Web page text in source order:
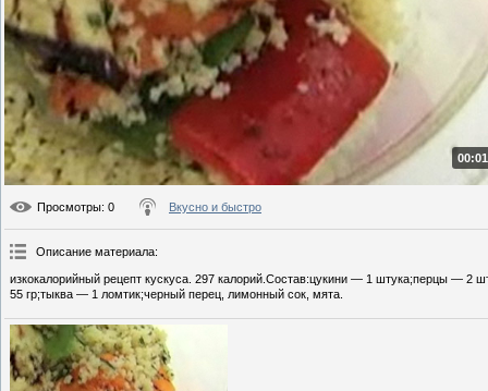
Просмотры: 0 Вкусно и быстро
Описание материала:
изкокалорийный рецепт кускуса. 297 калорий.Состав:цукини — 1 штука;перцы —
55 гр;тыква — 1 ломтик;черный перец, лимонный сок, мята.